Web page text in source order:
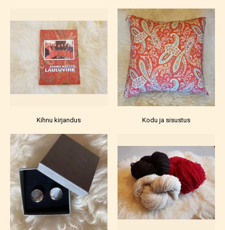
Kihnu kirjandus Kodu ja sisustus